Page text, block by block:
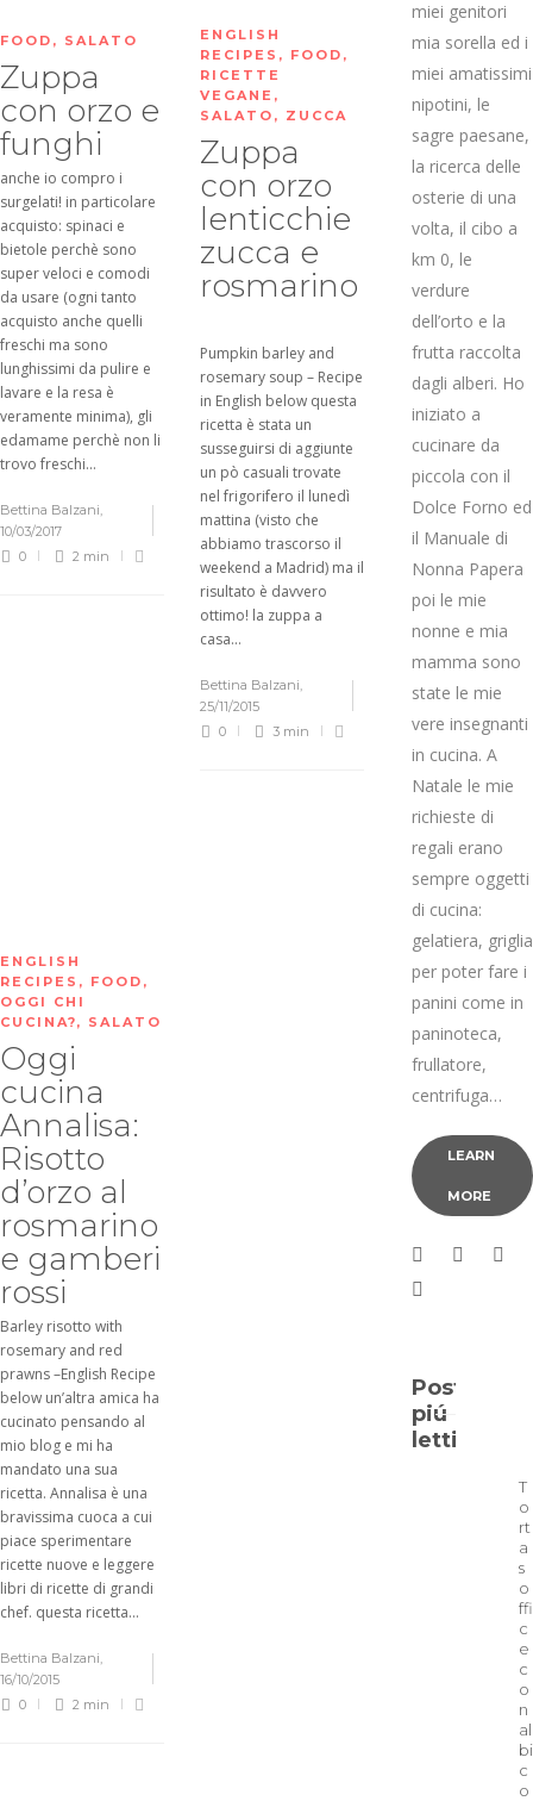
FOOD , SALATO
Zuppa
con orzo e
funghi
anche io compro i
surgelati! in particolare
acquisto: spinaci e
bietole perchè sono
super veloci e comodi
da usare (ogni tanto
acquisto anche quelli
freschi ma sono
lunghissimi da pulire e
lavare e la resa è
veramente minima), gli
edamame perchè non li
trovo freschi...
Bettina Balzani,
10/03/2017
0
2 min
ENGLISH
RECIPES , FOOD ,
RICETTE
VEGANE ,
SALATO , ZUCCA
Zuppa
con orzo
lenticchie
zucca e
rosmarino
Pumpkin barley and
rosemary soup – Recipe
in English below questa
ricetta è stata un
susseguirsi di aggiunte
un pò casuali trovate
nel frigorifero il lunedì
mattina (visto che
abbiamo trascorso il
weekend a Madrid) ma il
risultato è davvero
ottimo! la zuppa a
casa...
Bettina Balzani,
25/11/2015
0
3 min
ENGLISH
RECIPES , FOOD ,
OGGI CHI
CUCINA?, SALATO
Oggi
cucina
Annalisa:
Risotto
d’orzo al
rosmarino
e gamberi
rossi
Barley risotto with
rosemary and red
prawns –English Recipe
below un’altra amica ha
cucinato pensando al
mio blog e mi ha
mandato una sua
ricetta. Annalisa è una
bravissima cuoca a cui
piace sperimentare
ricette nuove e leggere
libri di ricette di grandi
chef. questa ricetta...
Bettina Balzani
16/10/2015
0
2 min
miei genitori
mia sorella ed i
miei amatissimi
nipotini, le
sagre paesane,
la ricerca delle
osterie di una
volta, il cibo a
km 0, le
verdure
dell’orto e la
frutta raccolta
dagli alberi. Ho
iniziato a
cucinare da
piccola con il
Dolce Forno ed
il Manuale di
Nonna Papera
poi le mie
nonne e mia
mamma sono
state le mie
vere insegnanti
in cucina. A
Natale le mie
richieste di
regali erano
sempre oggetti
di cucina:
gelatiera, griglia
per poter fare i
panini come in
paninoteca,
frullatore,
centrifuga…
LEARN
MORE
Post
piú
letti
T
o
rt
a
s
o
ffi
c
e
c
o
n
al
bi
c
o